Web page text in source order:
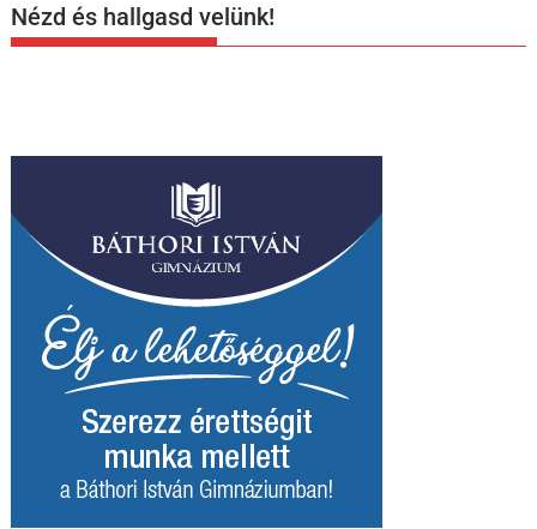
Nézd és hallgasd velünk!